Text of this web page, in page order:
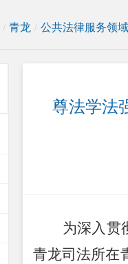
/ 青龙 / 公共法律服务领域
尊法学法
为深入贯
青龙司法所在